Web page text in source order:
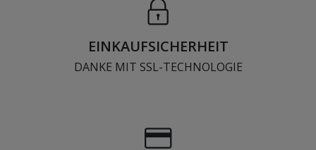
EINKAUFSICHERHEIT
DANKE MIT SSL-TECHNOLOGIE